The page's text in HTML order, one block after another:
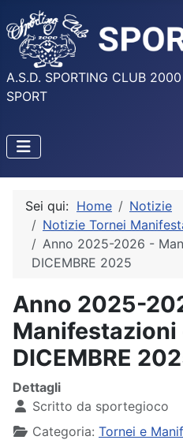
A.S.D. SPORTING CLUB
SPORT
Sei qui: Home
Notizie
Notizie Tornei
Anno 2025-2026 -
DICEMBRE 2025
Anno 2025-
Manifestazioni
DICEMBRE
Dettagli
Scritto da sportegioco
Categoria: Tornei e